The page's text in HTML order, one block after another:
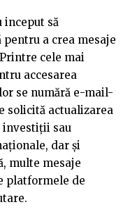
inceput să
a crea mesaje
cele mai
accesarea
se numără e-mail-
solicită actualizarea
investiții sau
dar și
multe mesaje
platformele de